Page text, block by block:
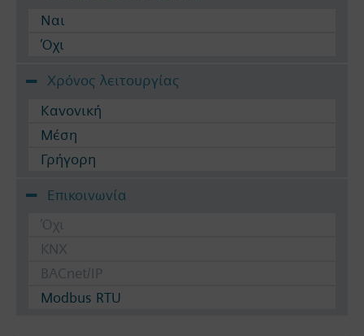
Ναι
Όχι
Χρόνος λειτουργίας
Κανονική
Μέση
Γρήγορη
Επικοινωνία
Όχι
KNX
BACnet/IP
Modbus RTU